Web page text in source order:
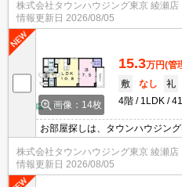
談くださいませ。
株式会社タウンハウジング東京 綾瀬店
情報更新日 2026/08/05
画像：14枚
15.3万円(管
敷
なし 礼
4階
1LDK
お部屋探しは、タウンハウジン
様に合ったお部屋をお探し致し
談くださいませ。
株式会社タウンハウジング東京 綾瀬店
情報更新日 2026/08/05